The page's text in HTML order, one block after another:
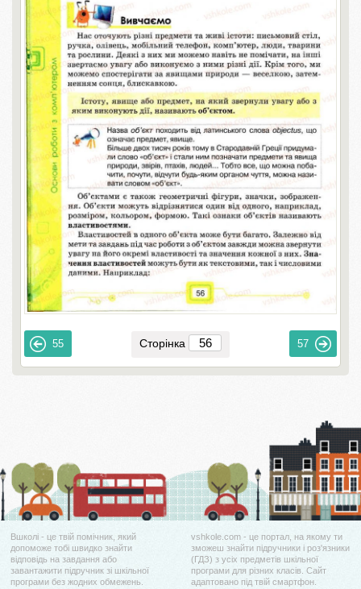
55 Сторінка 57
Вшколі - це твій помічник, який
допоможе тобі швидко знайти
відповідь на завдання або
завантажити підручник зі шкільної
програми без жодних обмежень.
vshkole.com - це портал, на якому ти
зможеш знайти підручники і роз'язники
(ГДЗ) з усіх предметів шкільної
програми для різних класів. Сайт
адаптовано під твій смартфон.